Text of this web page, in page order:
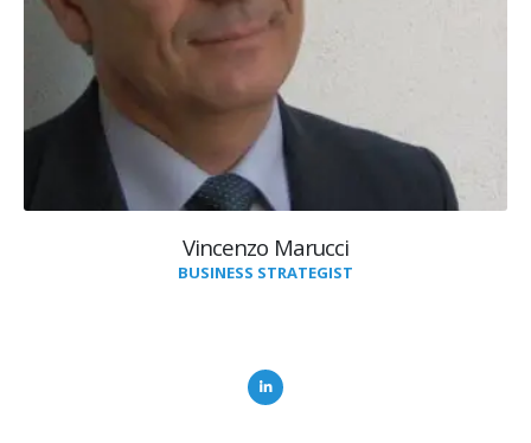
Vincenzo Marucci
BUSINESS STRATEGIST